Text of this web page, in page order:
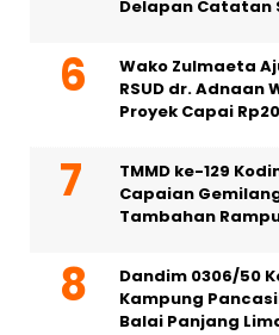
Delapan Catatan
Wako Zulmaeta
RSUD dr. Adnaan
Proyek Capai
TMMD ke-129
Capaian
Tambahan
Dandim 0306/50
Kampung
Balai Panjang